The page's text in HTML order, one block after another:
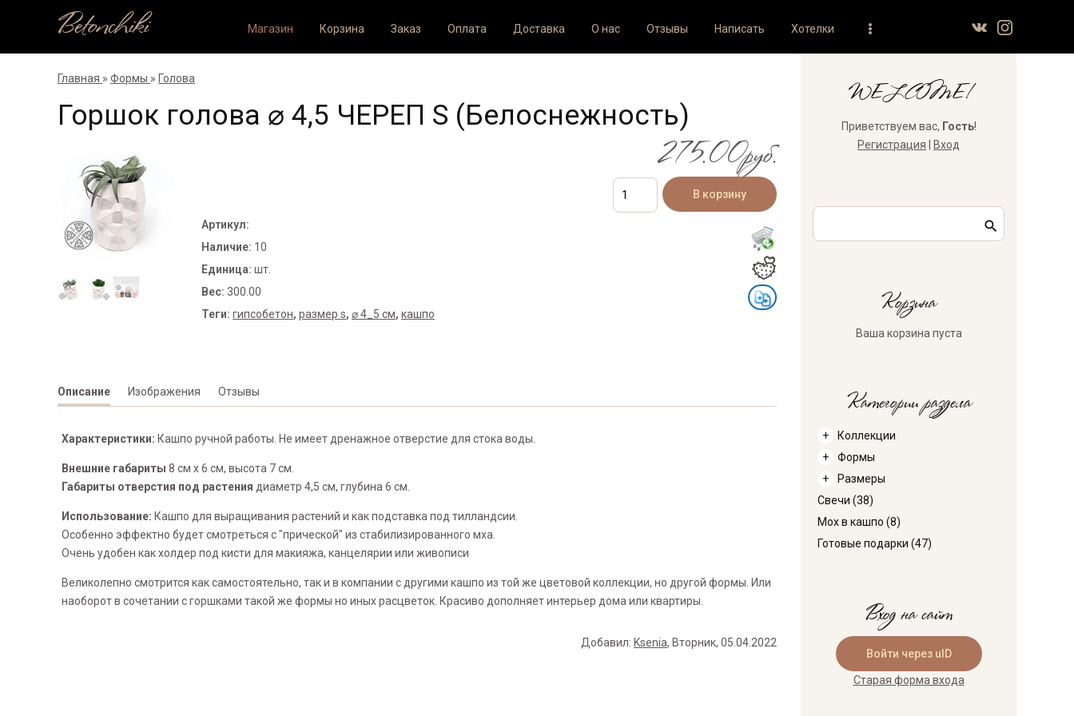
Betonchiki Магазин Корзина Заказ Оплата Доставка О нас Отзывы Написать Хотелки
Главная » Формы » Голова
Горшок голова ⌀ 4,5 ЧЕРЕП S (Белоснежность)
275.00руб.
Артикул:
Наличие: 10
Единица: шт.
Вес: 300.00
Теги: гипсобетон, размер s, ⌀ 4_5 см, кашпо
Описание Изображения Отзывы
Характеристики: Кашпо ручной работы. Не имеет дренажное отверстие для стока воды.
Внешние габариты 8 см х 6 см, высота 7 см.
Габариты отверстия под растения диаметр 4,5 см, глубина 6 см.
Использование: Кашпо для выращивания растений и как подставка под тилландсии.
Особенно эффектно будет смотреться с "прической" из стабилизированного мха.
Очень удобен как холдер под кисти для макияжа, канцелярии или живописи
Великолепно смотрится как самостоятельно, так и в компании с другими кашпо из той же цветовой коллекции, но другой формы. Или
наоборот в сочетании с горшками такой же формы но иных расцветок. Красиво дополняет интерьер дома или квартиры.
Добавил: Ksenia, Вторник, 05.04.2022
WELCOME!
Приветствуем вас, Гость!
Регистрация
Вход
Корзина
Ваша корзина пуста
Категории раздела
Коллекции
Формы
Размеры
Свечи (38)
Мох в кашпо (8)
Готовые подарки (47)
Вход на сайт
Войти через uID
Старая форма входа